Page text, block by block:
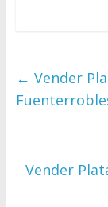
← Vender
Vender